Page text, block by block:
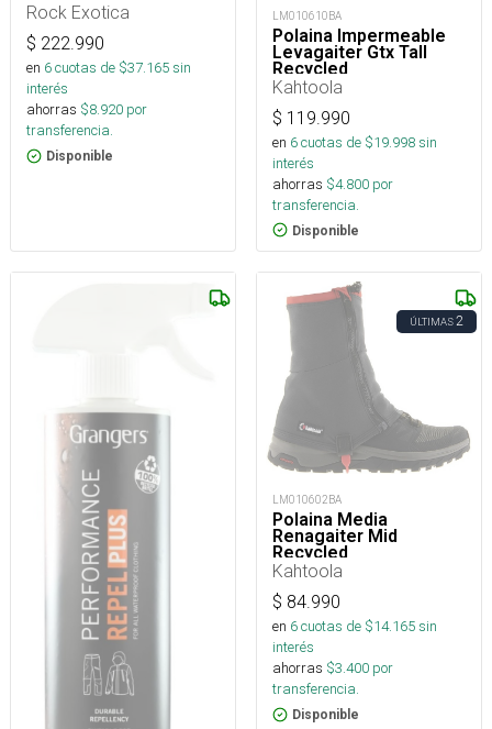
Rock Exotica
$ 222.990
en 6cuotas de $37.165sin
interés
ahorras $8.920 por
transferencia.
Disponible
LM010610BA
Polaina Impermeable
Levagaiter Gtx Tall
Recycled
Kahtoola
$ 119.990
en 6cuotas de $19.998sin
interés
ahorras $4.800 por
transferencia.
Disponible
ÚLTIMAS2
LM010602BA
Polaina Media
Renagaiter Mid
Recycled
Kahtoola
$ 84.990
en 6cuotas de $14.165sin
interés
ahorras $3.400 por
transferencia.
Disponible